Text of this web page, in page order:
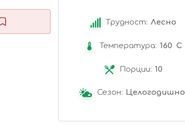
Трудност: Лесно
Температура: 160 C
Порции: 10
Сезон: Целогодишно